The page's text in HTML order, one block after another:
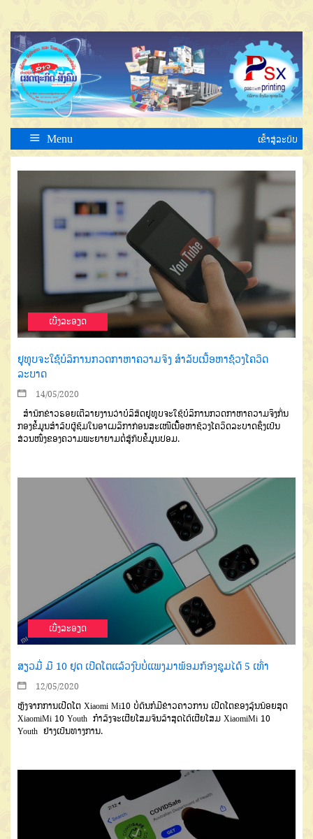
Menu ເຂົ້າສູ່ລະບົບ
ເບີ່ງລະອຽດ
ຢູທູບຈະໃຊ້ບໍລິການກວດກາຫາຄວາມຈິງ ສຳລັບເນື້ອຫາຊ້ວງໂຄວິດ
ລະບາດ
14/05/2020
ສຳນັກຂ່າວຣອຍເຕີລາຍງານວ່າບໍລິສັດຢູທູບຈະໃຊ້ບໍລິການກວດກາຫາຄວາມຈິງກັ່ນ
ກອງຂໍ້ມູນສຳລັບຜູ້ຊົມໃນອາເມລິກາກ່ອນສະເໜີເນື້ອຫາຊ້ວງໂຄວິດລະບາດຊຶ່ງເປັນ
ສ່ວນໜຶ່ງຂອງຄວາມພະຍາຍາມຕໍ່ສູ້ກັບຂໍ້ມູນປອມ.
ເບີ່ງລະອຽດ
ສຽວມີ່ ມີ 10 ຢຸດ ເປີດໂຕແລ້ວງົບບໍ່ແພງມາພ້ອມກ້ອງຊູມໄດ້ 5 ເທົ່າ
12/05/2020
ຫຼັງຈາກການເປີດໂຕ Xiaomi Mi10 ບໍ່ດົນກໍມີຂ່າວຄາວການ ເປີດໂຕຂອງລຸ້ນນ້ອຍສຸດ
XiaomiMi 10 Youth ກຳລັງຈະເຜີຍໂສມຈົນລ້າສຸດໄດ້ເຜີຍໂສມ XiaomiMi 10
Youth ຢ່າງເປັນທາງການ.